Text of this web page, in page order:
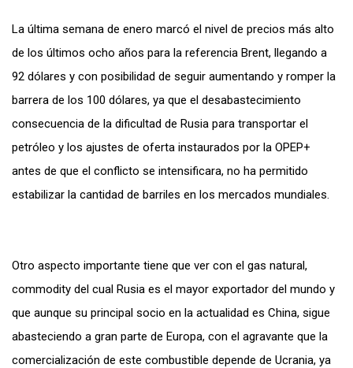
La última semana de enero marcó el nivel de precios más alto
de los últimos ocho años para la referencia Brent, llegando a
92 dólares y con posibilidad de seguir aumentando y romper la
barrera de los 100 dólares, ya que el desabastecimiento
consecuencia de la dificultad de Rusia para transportar el
petróleo y los ajustes de oferta instaurados por la OPEP+
antes de que el conflicto se intensificara, no ha permitido
estabilizar la cantidad de barriles en los mercados mundiales.
Otro aspecto importante tiene que ver con el gas natural,
commodity del cual Rusia es el mayor exportador del mundo y
que aunque su principal socio en la actualidad es China, sigue
abasteciendo a gran parte de Europa, con el agravante que la
comercialización de este combustible depende de Ucrania, ya